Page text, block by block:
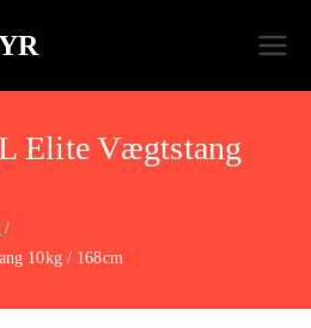
Elite Vægtstang
10kg / 168cm